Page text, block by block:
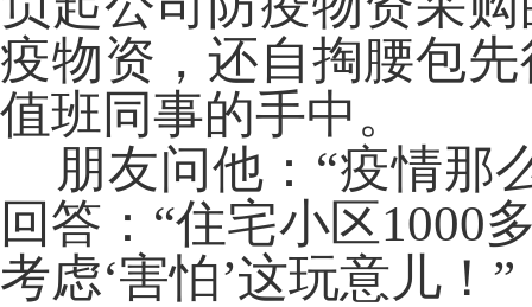
疫物资，还自掏腰包
值班同事的手中。
朋友问他：“疫情那
回答：“住宅小区1000
考虑‘害怕’这玩意儿！”